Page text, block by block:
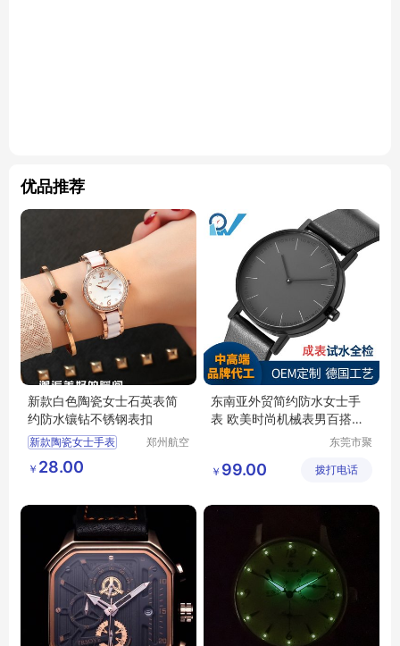
优品推荐
新款白色陶瓷女士石英表简
约防水镶钻不锈钢表扣
新款陶瓷女士手表
郑州航空
￥ 28.00
东南亚外贸简约防水女士手
表 欧美时尚机械表男百搭学
东莞市聚
有限公司
￥ 99.00 拨打电话